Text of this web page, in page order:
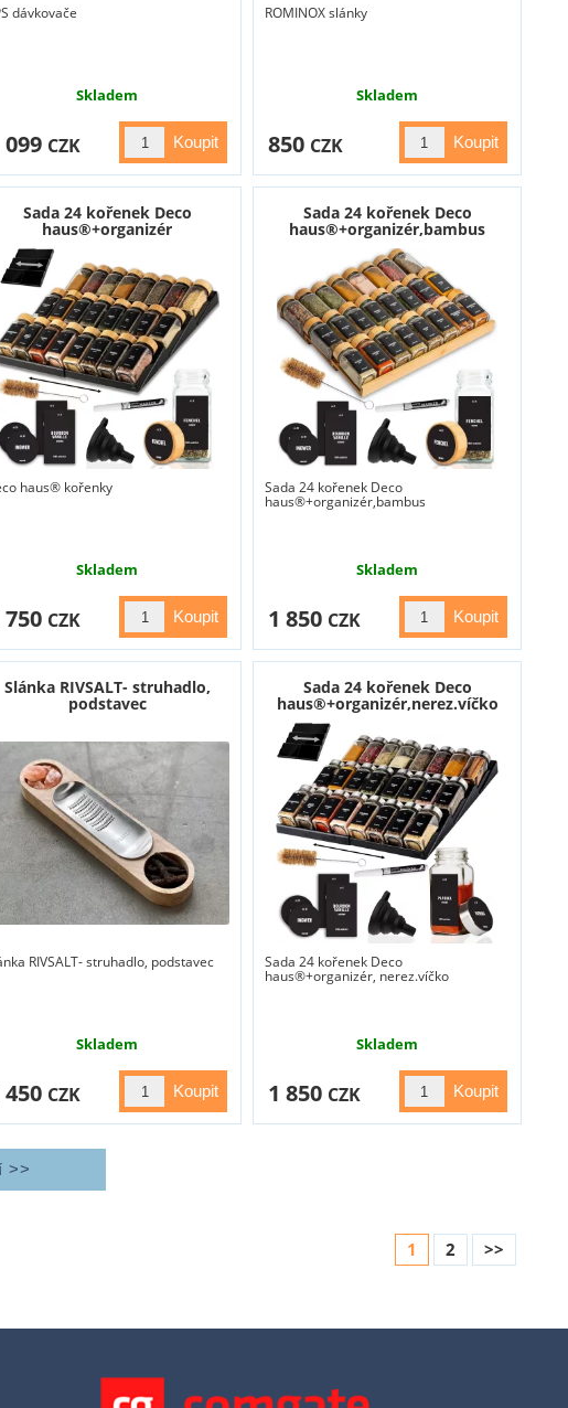
dávkovače
Skladem
099 CZK
ROMINOX slánky
Skladem
850 CZK
Sada 24 kořenek Deco
haus®+organizér
haus® kořenky
Skladem
750 CZK
Sada 24 kořenek Deco
haus®+organizér,bambus
Sada 24 kořenek Deco
haus®+organizér,bambus
Skladem
1 850 CZK
Slánka RIVSALT- struhadlo,
podstavec
RIVSALT- struhadlo, podstavec
Skladem
450 CZK
Sada 24 kořenek Deco
haus®+organizér,nerez.víčko
Sada 24 kořenek Deco
haus®+organizér, nerez.víčko
Skladem
1 850 CZK
1 2 >>